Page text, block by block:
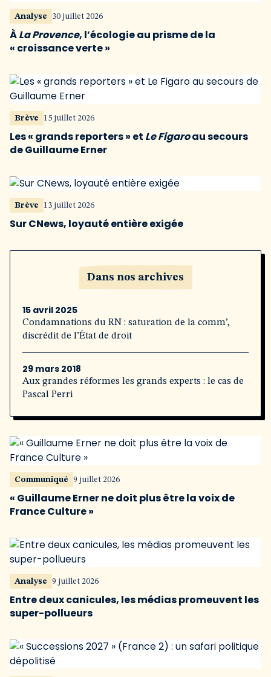
Analyse 30 juillet 2026
ÀLa Provence, l’écologie au prisme de la
« croissance verte »
Brève 15 juillet 2026
Les « grands reporters » et Le Figaroau secours
de Guillaume Erner
Brève 13 juillet 2026
Sur CNews, loyauté entière exigée
Dans nos archives
15 avril 2025
Condamnations du RN : saturation de la comm’,
discrédit de l’État de droit
29 mars 2018
Aux grandes réformes les grands experts : le cas de
Pascal Perri
Communiqué 9 juillet 2026
« Guillaume Erner ne doit plus être la voix de
France Culture »
Analyse 9 juillet 2026
Entre deux canicules, les médias promeuvent les
super-pollueurs